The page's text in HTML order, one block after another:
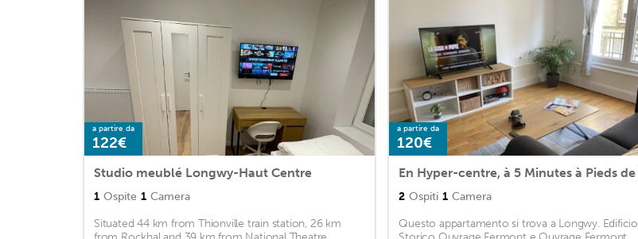
a partire da
122€
Studio meublé Longwy-Haut Centre
1 Ospite 1 Camera
Situated 44 km from Thionville train station, 26 km
a partire da
120€
2 Ospiti 1 Camera
Questo appartamento si trova a Longwy. Edificio